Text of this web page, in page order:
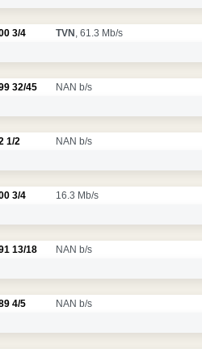
3/4 TVN , 61.3 Mb/s
32/45 NAN b/s
1/2 NAN b/s
3/4 16.3 Mb/s
13/18 NAN b/s
4/5 NAN b/s